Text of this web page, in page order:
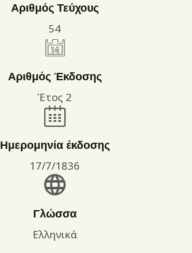
Αριθμός Τεύχους
54
Αριθμός Έκδοσης
Έτος 2
Ημερομηνία έκδοσης
17/7/1836
Γλώσσα
Ελληνικά